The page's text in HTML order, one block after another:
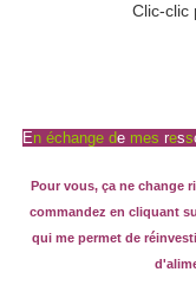
Clic-clic
En échange de mes ress
Pour vous, ça ne change
commandez en cliquant
qui me permet de